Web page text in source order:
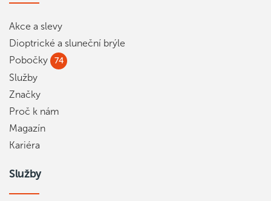
Akce a slevy
Dioptrické a sluneční brýle
Pobočky
74
Služby
Značky
Proč k nám
Magazín
Kariéra
Služby